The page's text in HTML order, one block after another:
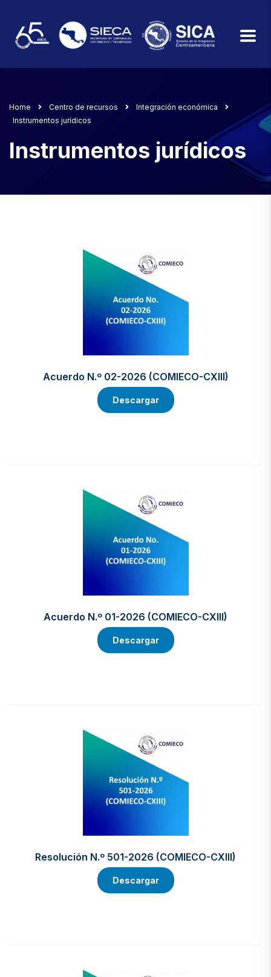
Home Centro de recursos
Integración económica
Instrumentos jurídicos
Instrumentos jurídicos
Acuerdo N.º 02-2026 (COMIECO-CXIII)
Descargar
Acuerdo N.º 01-2026 (COMIECO-CXIII)
Descargar
Resolución N.º 501-2026 (COMIECO-CXIII)
Descargar